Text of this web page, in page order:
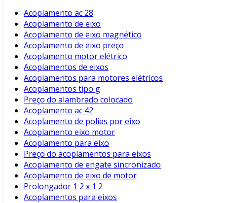
Acoplamento ac 28
Acoplamento de eixo
Acoplamento de eixo magnético
Acoplamento de eixo preço
Acoplamento motor elétrico
Acoplamentos de eixos
Acoplamentos para motores elétricos
Acoplamentos tipo g
Preço do alambrado colocado
Acoplamento ac 42
Acoplamento de polias por eixo
Acoplamento eixo motor
Acoplamento para eixo
Preço do acoplamentos para eixos
Acoplamento de engate sincronizado
Acoplamento de eixo de motor
Prolongador 1 2 x 1 2
Acoplamentos para eixos